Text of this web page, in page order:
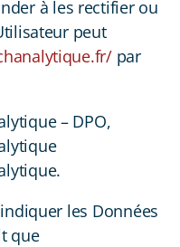
à les rectifier ou
peut
par
– DPO,
les Données
que